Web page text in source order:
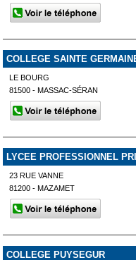
COLLEGE SAINTE
LE BOURG
81500 - MASSAC-SÉRAN
LYCEE PROFESSIONNEL
23 RUE VANNE
81200 - MAZAMET
COLLEGE PUYSEGUR